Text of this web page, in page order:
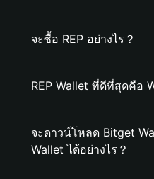
จะซื้อ REP อย่างไร？
REP Wallet ที่ดีที่สุดคือ
จะดาวน์โหลด Bitget
Wallet ได้อย่างไร？